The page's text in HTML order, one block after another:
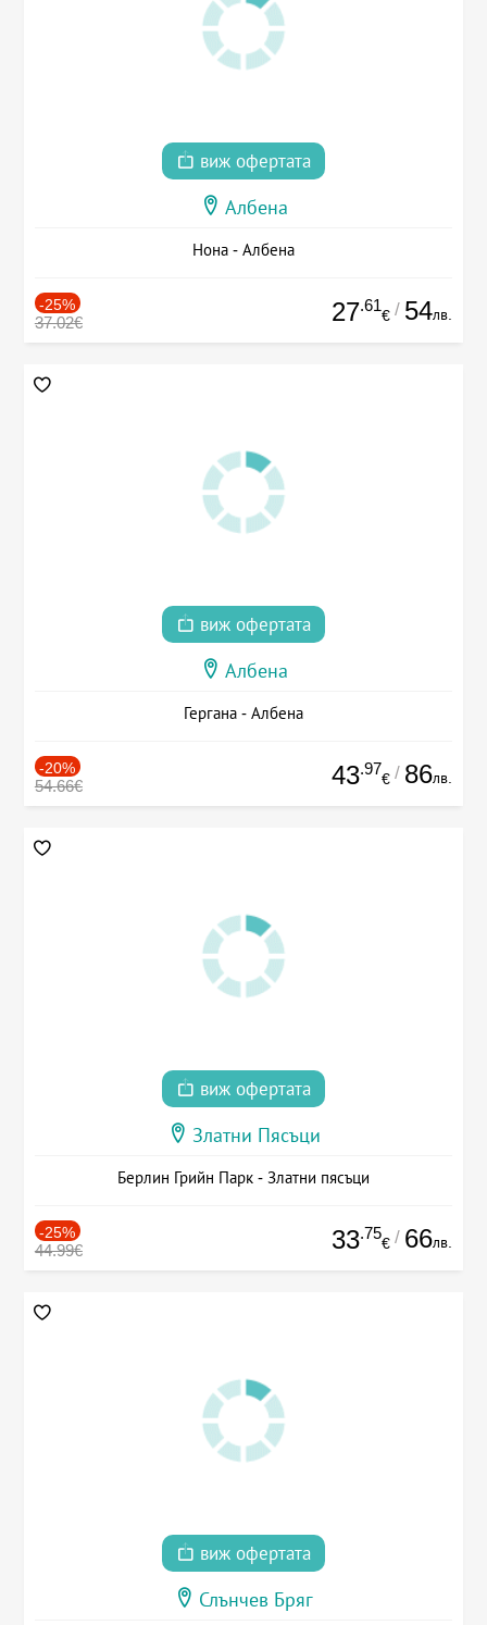
виж офертата
Албена
Нона - Албена
-25%
37.02€ 27.61
€ / 54лв.
виж офертата
Албена
Гергана - Албена
-20%
54.66€ 43.97
€ / 86лв.
виж офертата
Златни Пясъци
Берлин Грийн Парк - Златни пясъци
-25%
44.99€ 33.75
€ / 66лв.
виж офертата
Слънчев Бряг